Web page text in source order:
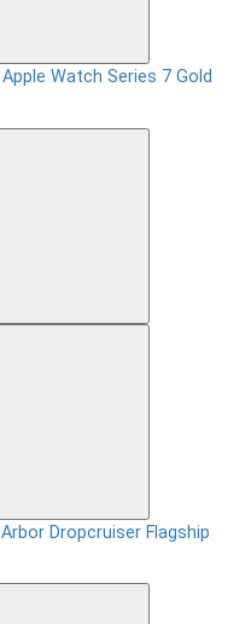
Apple Watch Series 7 Gold
Arbor Dropcruiser Flagship